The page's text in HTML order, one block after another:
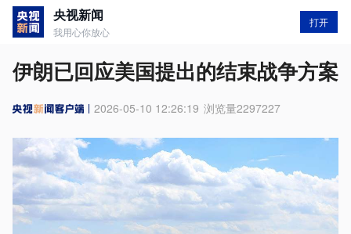
央视新闻
我用心你放心
打开
伊朗已回应美国提出的结束战争方案
2026-05-10 12:26:19 浏览量2297227